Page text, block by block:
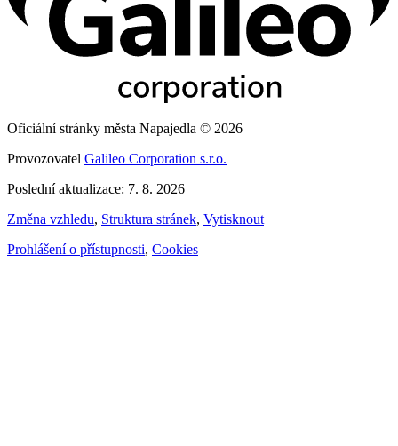
Oficiální stránky města Napajedla © 2026
Provozovatel Galileo Corporation s.r.o.
Poslední aktualizace: 7. 8. 2026
Změna vzhledu, Struktura stránek, Vytisknout
Prohlášení o přístupnosti, Cookies